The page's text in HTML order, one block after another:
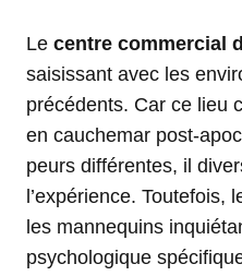
Le centre commercial
saisissant avec les
précédents. Car ce lieu
en cauchemar post-
peurs différentes, il
l’expérience. Toutefois,
les mannequins
psychologique